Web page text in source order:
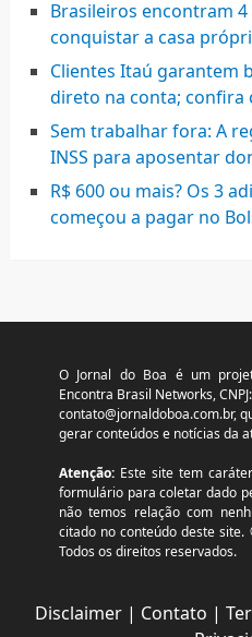
Brasileiros encontram
conquistar a casa
Clientes Itaú garantem
direto na conta; confira
Sem trabalhar fora: A
INSS para aposentar
R$ 600 ou mais? Os 3
começou a pagar no
O Jornal do Boa é um
Encontra Brasil Networks,
contato@jornaldoboa.com.br,
gerar conteúdos e notícias da
Atenção:Este site tem
formulário para coletar dado
não temos relação com
citado no conteúdo deste
Todos os direitos reservados.
Disclaimer| Contato |